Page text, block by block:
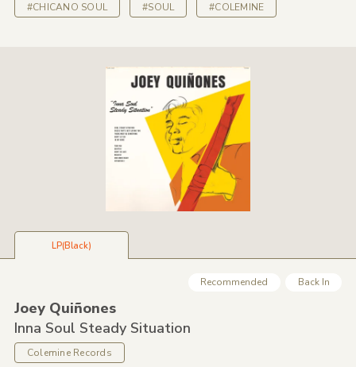
#CHICANO SOUL #SOUL #COLEMINE
LP(Black)
Recommended Back In
Joey Quiñones
Inna Soul Steady Situation
Colemine Records